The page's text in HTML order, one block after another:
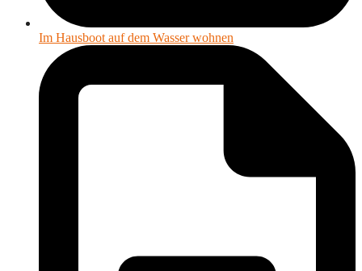
Im Hausboot auf dem Wasser wohnen